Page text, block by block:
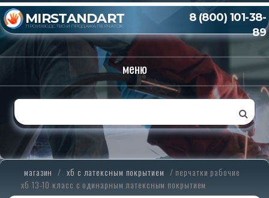
MIRSTANDART
ПРОИЗВОДСТВО И ПРОДАЖА ПЕРЧАТОК
8 (800) 101-38-
89
меню
магазин / хб с латексным покрытием / перчатки рабочие
хб 13-10 класс с одинарным латексным покрытием